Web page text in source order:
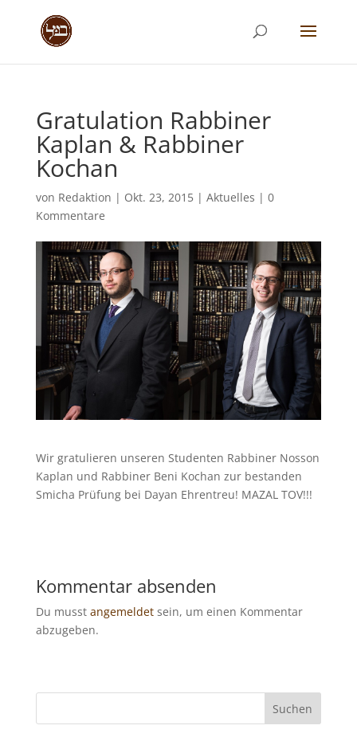
Gratulation Rabbiner
Kaplan & Rabbiner
Kochan
von Redaktion | Okt. 23, 2015| Aktuelles | 0
Kommentare
Wir gratulieren unseren Studenten Rabbiner Nosson
Kaplan und Rabbiner Beni Kochan zur bestanden
Smicha Prüfung bei Dayan Ehrentreu! MAZAL TOV!!!
Kommentar absenden
Du musst angemeldetsein, um einen Kommentar
abzugeben.